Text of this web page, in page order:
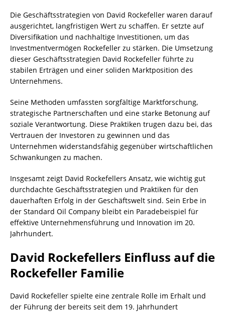
Die Geschäftsstrategien von David Rockefeller waren darauf
ausgerichtet, langfristigen Wert zu schaffen. Er setzte auf
Diversifikation und nachhaltige Investitionen, um das
Investmentvermögen Rockefeller zu stärken. Die Umsetzung
dieser Geschäftsstrategien David Rockefeller führte zu
stabilen Erträgen und einer soliden Marktposition des
Unternehmens.
Seine Methoden umfassten sorgfältige Marktforschung,
strategische Partnerschaften und eine starke Betonung auf
soziale Verantwortung. Diese Praktiken trugen dazu bei, das
Vertrauen der Investoren zu gewinnen und das
Unternehmen widerstandsfähig gegenüber wirtschaftlichen
Schwankungen zu machen.
Insgesamt zeigt David Rockefellers Ansatz, wie wichtig gut
durchdachte Geschäftsstrategien und Praktiken für den
dauerhaften Erfolg in der Geschäftswelt sind. Sein Erbe in
der Standard Oil Company bleibt ein Paradebeispiel für
effektive Unternehmensführung und Innovation im 20.
Jahrhundert.
David Rockefellers Einfluss auf die
Rockefeller Familie
David Rockefeller spielte eine zentrale Rolle im Erhalt und
der Führung der bereits seit dem 19. Jahrhundert